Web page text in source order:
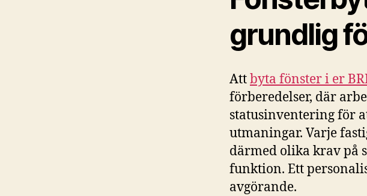
grundlig
Attbyta fönster i er
förberedelser, där
statusinventering för
utmaningar. Varje
därmed olika krav på
funktion. Ett
avgörande.